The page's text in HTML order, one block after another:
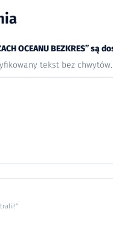
OCEANU BEZKRES” są
tekst bez